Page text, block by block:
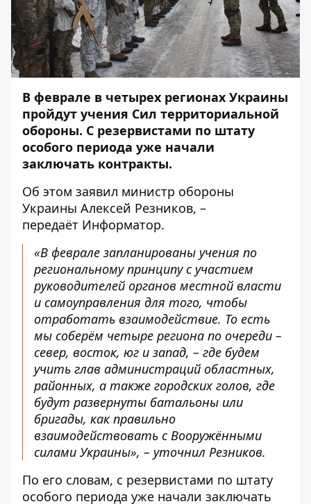
В феврале в четырех регионах Украины
пройдут учения Сил территориальной
обороны. С резервистами по штату
особого периода уже начали
заключать контракты.
Об этом заявил министр обороны
Украины Алексей Резников, –
передаёт Информатор.
«В феврале запланированы учения по
региональному принципу с участием
руководителей органов местной власти
и самоуправления для того, чтобы
отработать взаимодействие. То есть
мы соберём четыре региона по очереди –
север, восток, юг и запад, – где будем
учить глав администраций областных,
районных, а также городских голов, где
будут развернуты батальоны или
бригады, как правильно
взаимодействовать с Вооружёнными
силами Украины», – уточнил Резников.
По его словам, с резервистами по штату
особого периода уже начали заключать